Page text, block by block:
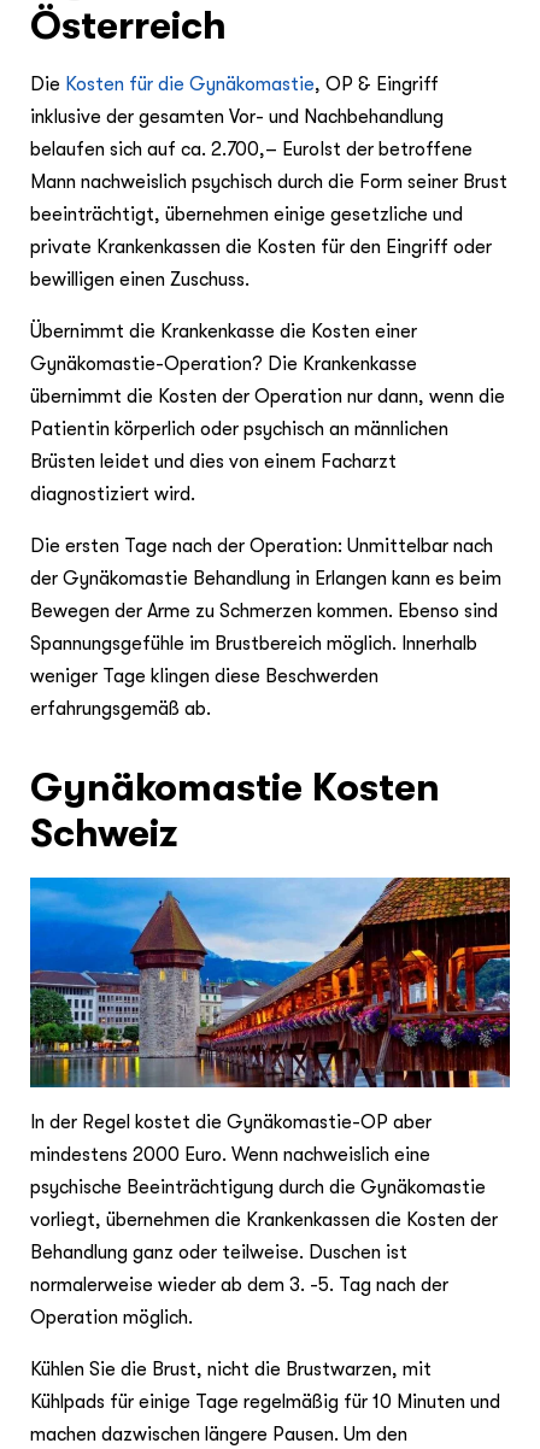
Österreich
Die Kosten für die Gynäkomastie, OP & Eingriff
inklusive der gesamten Vor- und Nachbehandlung
belaufen sich auf ca. 2.700,– EuroIst der betroffene
Mann nachweislich psychisch durch die Form seiner Brust
beeinträchtigt, übernehmen einige gesetzliche und
private Krankenkassen die Kosten für den Eingriff oder
bewilligen einen Zuschuss.
Übernimmt die Krankenkasse die Kosten einer
Gynäkomastie-Operation? Die Krankenkasse
übernimmt die Kosten der Operation nur dann, wenn die
Patientin körperlich oder psychisch an männlichen
Brüsten leidet und dies von einem Facharzt
diagnostiziert wird.
Die ersten Tage nach der Operation: Unmittelbar nach
der Gynäkomastie Behandlung in Erlangen kann es beim
Bewegen der Arme zu Schmerzen kommen. Ebenso sind
Spannungsgefühle im Brustbereich möglich. Innerhalb
weniger Tage klingen diese Beschwerden
erfahrungsgemäß ab.
Gynäkomastie Kosten
Schweiz
In der Regel kostet die Gynäkomastie-OP aber
mindestens 2000 Euro. Wenn nachweislich eine
psychische Beeinträchtigung durch die Gynäkomastie
vorliegt, übernehmen die Krankenkassen die Kosten der
Behandlung ganz oder teilweise. Duschen ist
normalerweise wieder ab dem 3. -5. Tag nach der
Operation möglich.
Kühlen Sie die Brust, nicht die Brustwarzen, mit
Kühlpads für einige Tage regelmäßig für 10 Minuten und
machen dazwischen längere Pausen. Um den